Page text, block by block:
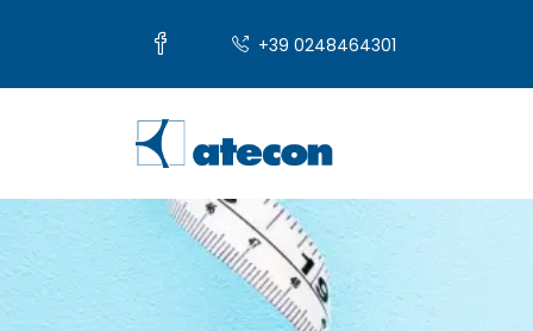
+39 0248464301